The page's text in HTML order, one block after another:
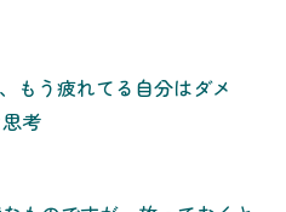
もう疲れてる自分はダメ
考